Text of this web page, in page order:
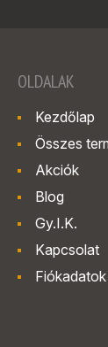
OLDALAK
Kezdőlap
Összes
Akciók
Blog
Gy.I.K.
Kapcsolat
Fiókadatok